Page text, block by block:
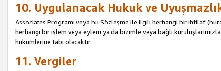
10. Uygulanacak Hukuk ve
Associates Programı veya bu Sözleşme ile ilgili herhangi bir ihtilaf
herhangi bir işlem veya eylem ya da bizimle veya bağlı
hükümlerine tabi olacaktır.
11. Vergiler